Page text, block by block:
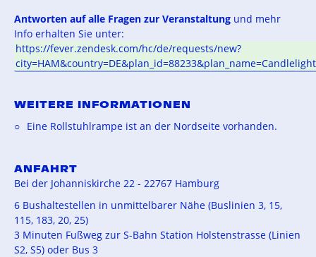
Antworten auf alle Fragen zur Veranstaltung und mehr
Info erhalten Sie unter:
https://fever.zendesk.com/hc/de/requests/new?
WEITERE INFORMATIONEN
Eine Rollstuhlrampe ist an der Nordseite vorhanden.
ANFAHRT
Bei der Johanniskirche 22 - 22767 Hamburg
6 Bushaltestellen in unmittelbarer Nähe (Buslinien 3, 15,
115, 183, 20, 25)
3 Minuten Fußweg zur S-Bahn Station Holstenstrasse (Linien
S2, S5) oder Bus 3